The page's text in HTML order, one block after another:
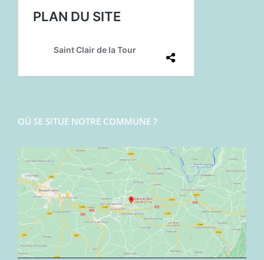
OÙ SE SITUE NOTRE COMMUNE ?